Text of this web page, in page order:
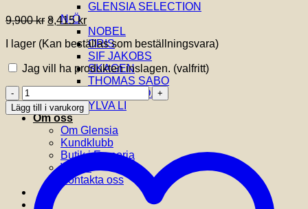
GLENSIA SELECTION
N-Ö
NOBEL
ORIS
SIF JAKOBS
SKAGEN
THOMAS SABO
VIDAL & VIDAL
YLVA LI
Om oss
Om Glensia
Kundklubb
Butik i Emporia
Villkor
Kontakta oss
9,900kr Det
ursprungliga
priset
9,900 kr.
8,415krDet
nuvarande
priset
är:
8,415 kr.
I lager (Kan beställas som beställningsvara)
Jag vill ha produkten inslagen. (valfritt)
EFVA
ATTLING
-
Catch
Falling
Bracelet
mängd
Lägg till i varukorg